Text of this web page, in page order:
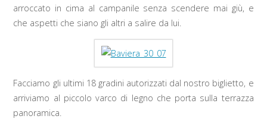
arroccato in cima al campanile senza scendere mai giù, e
che aspetti che siano gli altri a salire da lui.
Facciamo gli ultimi 18 gradini autorizzati dal nostro biglietto, e
arriviamo al piccolo varco di legno che porta sulla terrazza
panoramica.